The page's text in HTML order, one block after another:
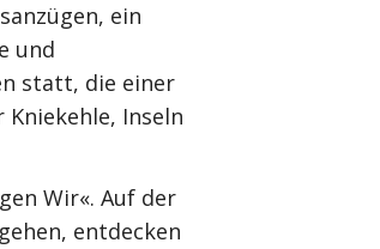
ein
und
statt, die einer
Inseln
Wir«. Auf der
entdecken